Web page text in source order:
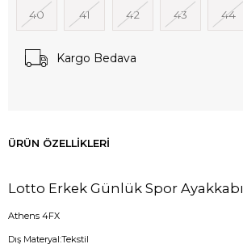
40 41 42 43 44
Kargo Bedava
ÜRÜN ÖZELLIKLERI
Lotto Erkek Günlük Spor Ayakkabı
Athens 4FX
Dış Materyal:Tekstil